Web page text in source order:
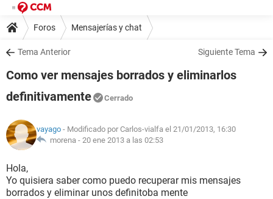
Foros Mensajerías y chat
Tema Anterior Siguiente Tema
Como ver mensajes borrados y eliminarlos
definitivamente
Cerrado
vayago - Modificado por Carlos-vialfa el 21/01/2013, 16:30
morena - 20 ene 2013 a las 02:53
Hola,
Yo quisiera saber como puedo recuperar mis mensajes
borrados y eliminar unos definitoba mente